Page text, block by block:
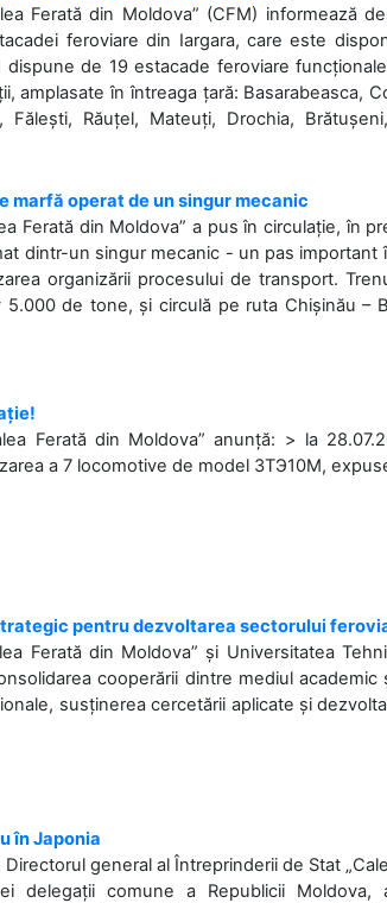
Ferată din Moldova” (CFM) informează
feroviare din Iargara, care este
dispune de 19 estacade feroviare
amplasate în întreaga țară: Basarabeasca,
Fălești, Răuțel, Mateuți, Drochia,
marfă operat de un singur mecanic
Ferată din Moldova” a pus în circulație, în
dintr-un singur mecanic - un pas
organizării procesului de transport.
5.000 de tone, și circulă pe ruta Chișinău –
Ferată din Moldova” anunță: > la
a 7 locomotive de model 3ТЭ10М,
pentru dezvoltarea sectorului
Ferată din Moldova” și Universitatea
cooperării dintre mediul
susținerea cercetării aplicate și
în Japonia
general al Întreprinderii de Stat
delegații comune a Republicii Moldova,